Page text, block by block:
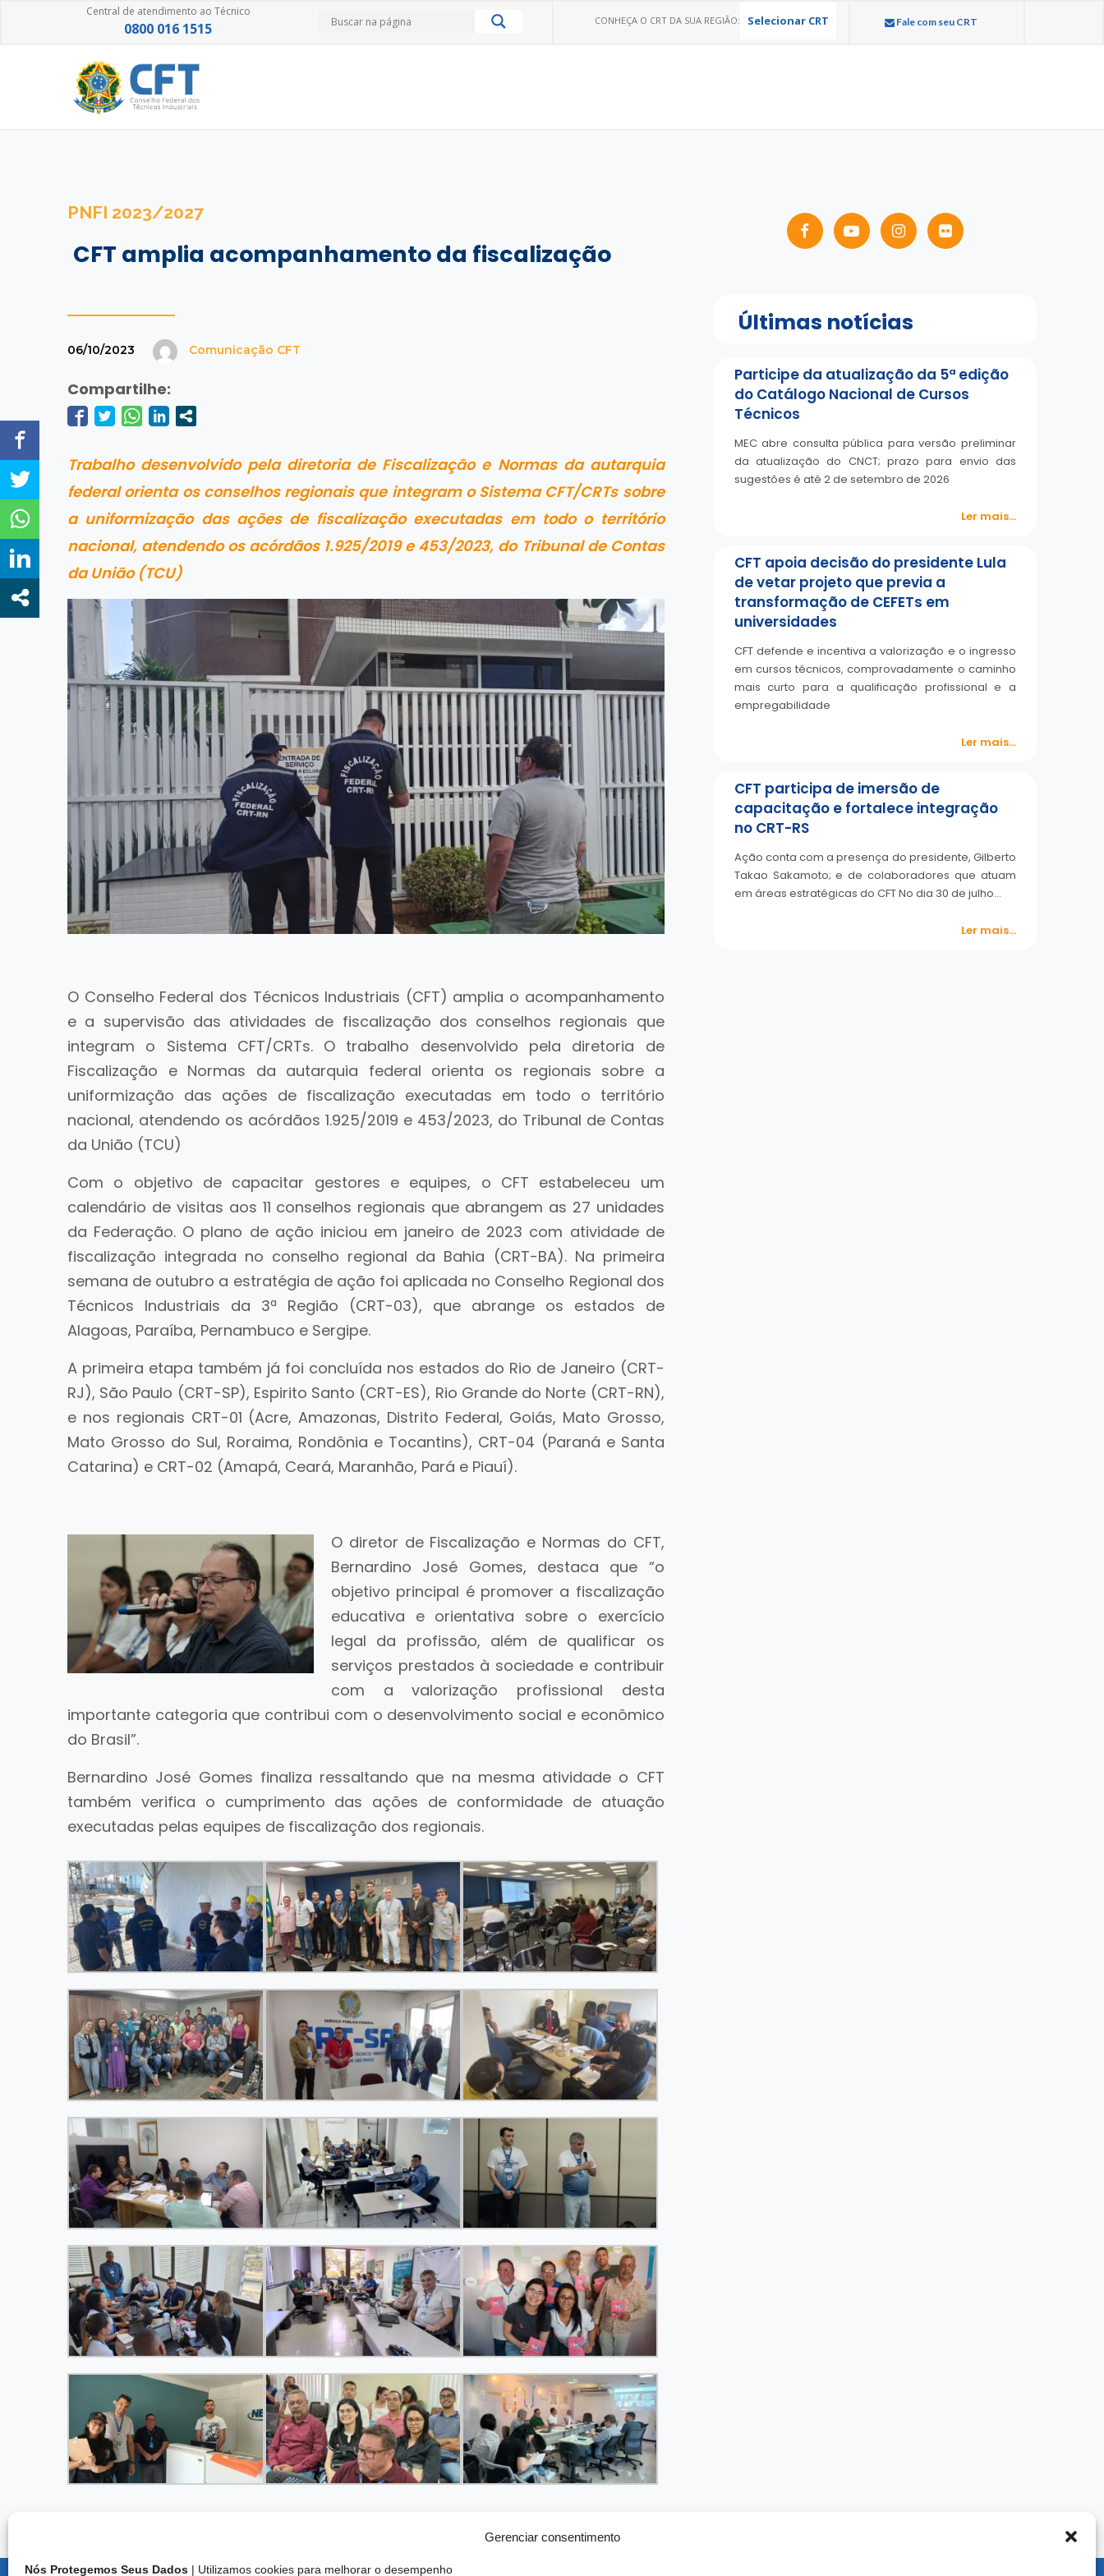
Gerenciar consentimento
Nós Protegemos Seus Dados | Utilizamos cookies para melhorar o desempenho
Central de atendimento ao Técnico
0800 016 1515 CONHEÇA O CRT DA SUA REGIÃO: Selecionar CRT Fale com seu CRT
PNFI 2023/2027
CFT amplia acompanhamento da fiscalização
06/10/2023 Comunicação CFT
Compartilhe:
Trabalho desenvolvido pela diretoria de Fiscalização e Normas da autarquia
federal orienta os conselhos regionais que integram o Sistema CFT/CRTs sobre
a uniformização das ações de fiscalização executadas em todo o território
nacional, atendendo os acórdãos 1.925/2019 e 453/2023, do Tribunal de Contas
da União (TCU)
O Conselho Federal dos Técnicos Industriais (CFT) amplia o acompanhamento
e a supervisão das atividades de fiscalização dos conselhos regionais que
integram o Sistema CFT/CRTs. O trabalho desenvolvido pela diretoria de
Fiscalização e Normas da autarquia federal orienta os regionais sobre a
uniformização das ações de fiscalização executadas em todo o território
nacional, atendendo os acórdãos 1.925/2019 e 453/2023, do Tribunal de Contas
da União (TCU)
Com o objetivo de capacitar gestores e equipes, o CFT estabeleceu um
calendário de visitas aos 11 conselhos regionais que abrangem as 27 unidades
da Federação. O plano de ação iniciou em janeiro de 2023 com atividade de
fiscalização integrada no conselho regional da Bahia (CRT-BA). Na primeira
semana de outubro a estratégia de ação foi aplicada no Conselho Regional dos
Técnicos Industriais da 3ª Região (CRT-03), que abrange os estados de
Alagoas, Paraíba, Pernambuco e Sergipe.
A primeira etapa também já foi concluída nos estados do Rio de Janeiro (CRT-
RJ), São Paulo (CRT-SP), Espirito Santo (CRT-ES), Rio Grande do Norte (CRT-RN),
e nos regionais CRT-01 (Acre, Amazonas, Distrito Federal, Goiás, Mato Grosso,
Mato Grosso do Sul, Roraima, Rondônia e Tocantins), CRT-04 (Paraná e Santa
Catarina) e CRT-02 (Amapá, Ceará, Maranhão, Pará e Piauí).
O diretor de Fiscalização e Normas do CFT,
Bernardino José Gomes, destaca que “o
objetivo principal é promover a fiscalização
educativa e orientativa sobre o exercício
legal da profissão, além de qualificar os
serviços prestados à sociedade e contribuir
com a valorização profissional desta
importante categoria que contribui com o desenvolvimento social e econômico
do Brasil”.
Bernardino José Gomes finaliza ressaltando que na mesma atividade o CFT
também verifica o cumprimento das ações de conformidade de atuação
executadas pelas equipes de fiscalização dos regionais.
Últimas notícias
Participe da atualização da 5ª edição
do Catálogo Nacional de Cursos
Técnicos
MEC abre consulta pública para versão preliminar
da atualização do CNCT; prazo para envio das
sugestões é até 2 de setembro de 2026
Ler mais...
CFT apoia decisão do presidente Lula
de vetar projeto que previa a
transformação de CEFETs em
universidades
CFT defende e incentiva a valorização e o ingresso
em cursos técnicos, comprovadamente o caminho
mais curto para a qualificação profissional e a
empregabilidade
Ler mais...
CFT participa de imersão de
capacitação e fortalece integração
no CRT-RS
Ação conta com a presença do presidente, Gilberto
Takao Sakamoto; e de colaboradores que atuam
em áreas estratégicas do CFT No dia 30 de julho…
Ler mais...